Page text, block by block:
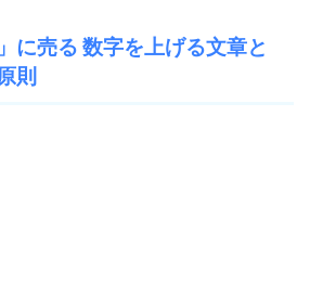
に売る 数字を上げる文章と
則